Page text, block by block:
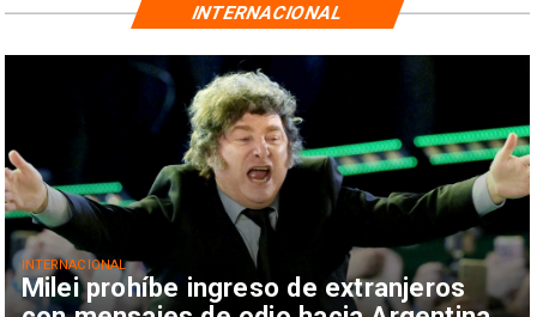
Milei prohíbe ingreso de extranjeros
INTERNACIONAL
INTERNACIONAL